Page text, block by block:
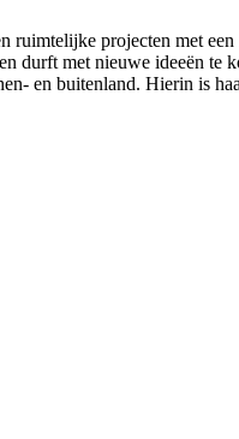
projecten met
met nieuwe
en buitenland. Hierin is